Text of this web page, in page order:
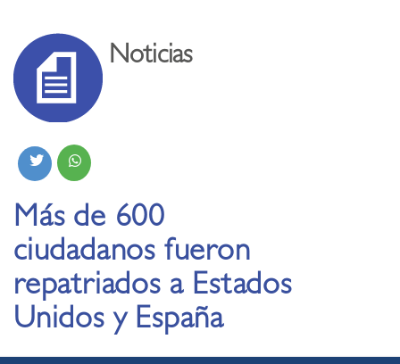
Noticias
Más de 600
ciudadanos fueron
repatriados a Estados
Unidos y España